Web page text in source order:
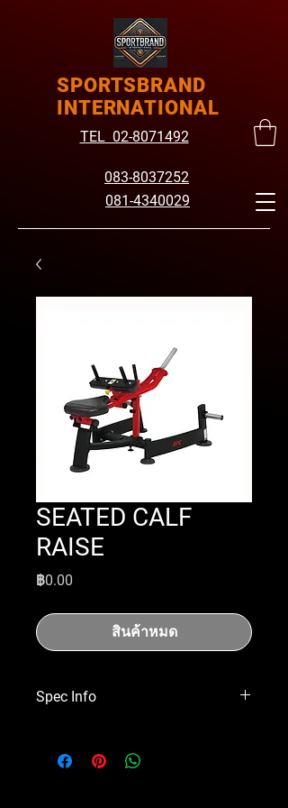
SPORTSBRAND
INTERNATIONAL
TEL 02-8071492
083-8037252
081-4340029
SEATED CALF
RAISE
฿0.00
สินค้าหมด
Spec Info